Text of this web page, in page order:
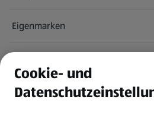
Eigenmarken
Newsletter
Cookie- und